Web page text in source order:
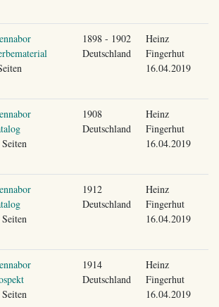
1898 - 1902
Deutschland
Heinz
Fingerhut
16.04.2019
1908
Deutschland
Heinz
Fingerhut
16.04.2019
1912
Deutschland
Heinz
Fingerhut
16.04.2019
1914
Deutschland
Heinz
Fingerhut
16.04.2019